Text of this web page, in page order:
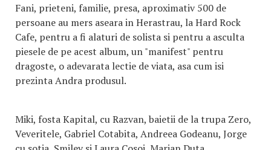
Fani, prieteni, familie, presa, aproximativ 500 de
persoane au mers aseara in Herastrau, la Hard Rock
Cafe, pentru a fi alaturi de solista si pentru a asculta
piesele de pe acest album, un "manifest" pentru
dragoste, o adevarata lectie de viata, asa cum isi
prezinta Andra produsul.
Miki, fosta Kapital, cu Razvan, baietii de la trupa Zero,
Veveritele, Gabriel Cotabita, Andreea Godeanu, Jorge